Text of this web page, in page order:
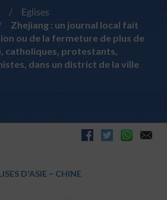
/
Eglises
Zhejiang : un journal local fait
ou de la fermeture de plus de
catholiques, protestants,
dans un district de la ville
D'ASIE – CHINE